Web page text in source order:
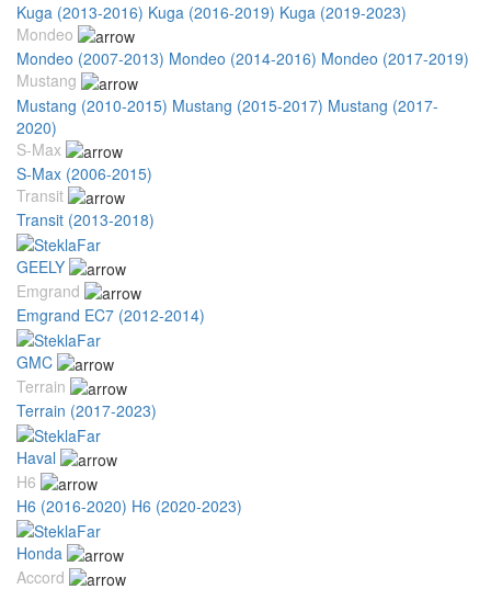
Kuga (2013-2016) Kuga (2016-2019) Kuga (2019-2023)
Mondeo
Mondeo (2007-2013) Mondeo (2014-2016) Mondeo (2017-2019)
Mustang
Mustang (2010-2015) Mustang (2015-2017) Mustang (2017-
2020)
S-Max
S-Max (2006-2015)
Transit
Transit (2013-2018)
GEELY
Emgrand
Emgrand EC7 (2012-2014)
GMC
Terrain
Terrain (2017-2023)
Haval
H6
H6 (2016-2020) H6 (2020-2023)
Honda
Accord